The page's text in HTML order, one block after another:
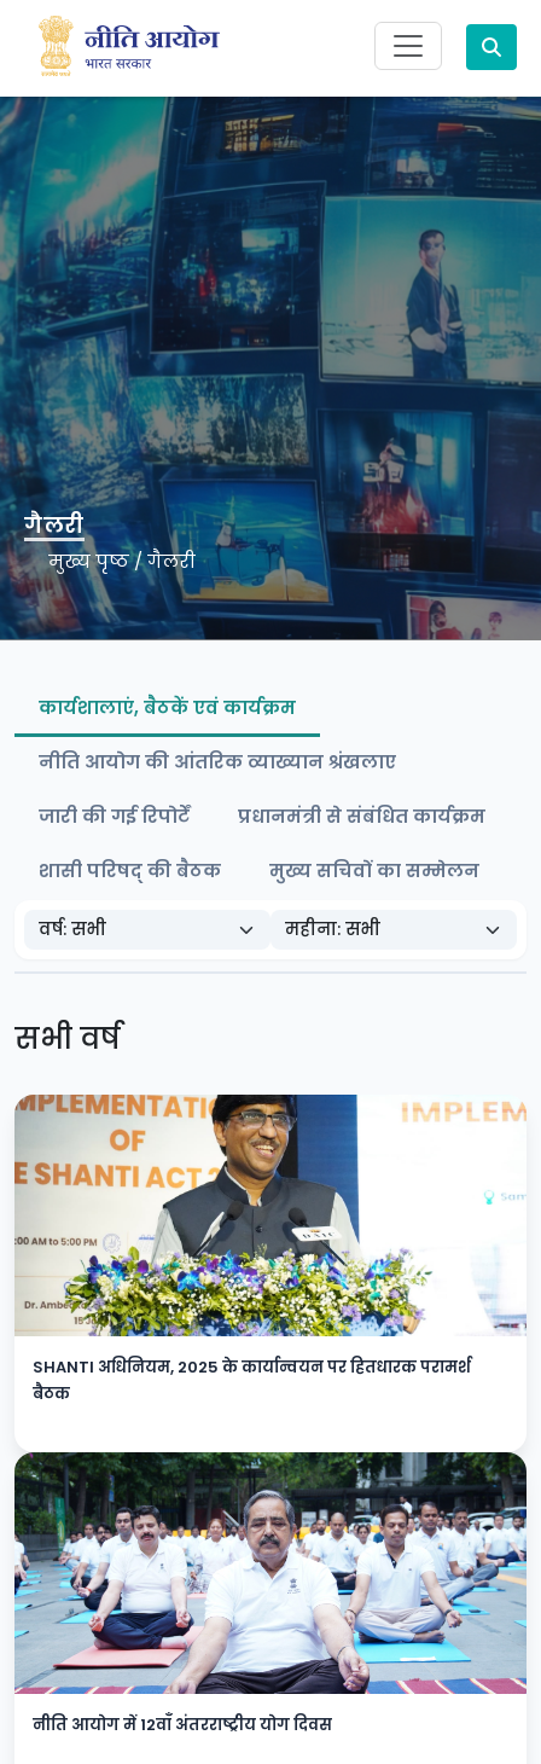
Search
मुख्य पृष्ठ/गैलरी
गैलरी
कार्यशालाएं, बैठकें एवं कार्यक्रम
नीति आयोग की आंतरिक व्याख्यान श्रंखलाए
जारी की गई रिपोर्टें प्रधानमंत्री से संबंधित कार्यक्रम
शासी परिषद् की बैठक मुख्य सचिवों का सम्मेलन
सभी वर्ष
SHANTI अधिनियम, 2025 के कार्यान्वयन पर हितधारक परामर्श
बैठक
नीति आयोग में 12वाँ अंतरराष्ट्रीय योग दिवस